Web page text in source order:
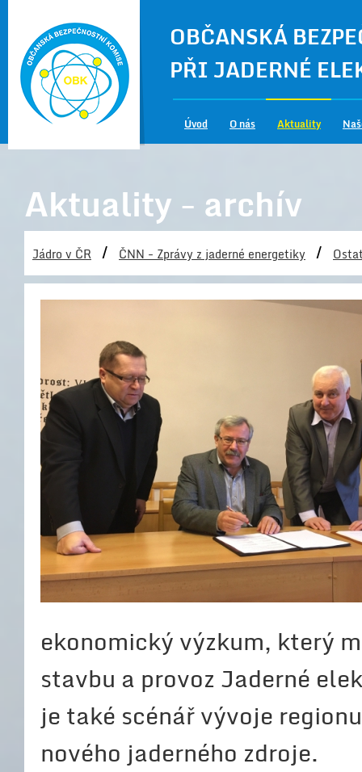
OBČANSKÁ
PŘI JADERNÉ
Úvod O nás Aktuality
Aktuality - archív
Jádro v ČR / ČNN - Zprávy z jaderné energetiky /
ekonomický výzkum, který
stavbu a provoz Jaderné
je také scénář vývoje
nového jaderného zdroje.